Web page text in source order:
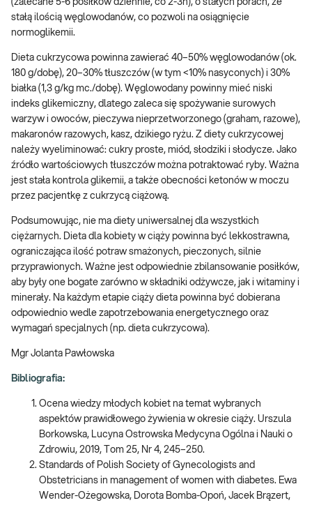
(zalecane 5-6 posiłków dziennie, co 2-3h), o stałych porach, że
stałą ilością węglowodanów, co pozwoli na osiągnięcie
normoglikemii.
Dieta cukrzycowa powinna zawierać 40–50% węglowodanów (ok.
180 g/dobę), 20–30% tłuszczów (w tym <10% nasyconych) i 30%
białka (1,3 g/kg mc./dobę). Węglowodany powinny mieć niski
indeks glikemiczny, dlatego zaleca się spożywanie surowych
warzyw i owoców, pieczywa nieprzetworzonego (graham, razowe),
makaronów razowych, kasz, dzikiego ryżu. Z diety cukrzycowej
należy wyeliminować: cukry proste, miód, słodziki i słodycze. Jako
źródło wartościowych tłuszczów można potraktować ryby. Ważna
jest stała kontrola glikemii, a także obecności ketonów w moczu
przez pacjentkę z cukrzycą ciążową.
Podsumowując, nie ma diety uniwersalnej dla wszystkich
ciężarnych. Dieta dla kobiety w ciąży powinna być lekkostrawna,
ograniczająca ilość potraw smażonych, pieczonych, silnie
przyprawionych. Ważne jest odpowiednie zbilansowanie posiłków,
aby były one bogate zarówno w składniki odżywcze, jak i witaminy i
minerały. Na każdym etapie ciąży dieta powinna być dobierana
odpowiednio wedle zapotrzebowania energetycznego oraz
wymagań specjalnych (np. dieta cukrzycowa).
Mgr Jolanta Pawłowska
Bibliografia:
Ocena wiedzy młodych kobiet na temat wybranych
aspektów prawidłowego żywienia w okresie ciąży. Urszula
Borkowska, Lucyna Ostrowska Medycyna Ogólna i Nauki o
Zdrowiu, 2019, Tom 25, Nr 4, 245–250.
Standards of Polish Society of Gynecologists and
Obstetricians in management of women with diabetes. Ewa
Wender-Ożegowska, Dorota Bomba-Opoń, Jacek Brązert,